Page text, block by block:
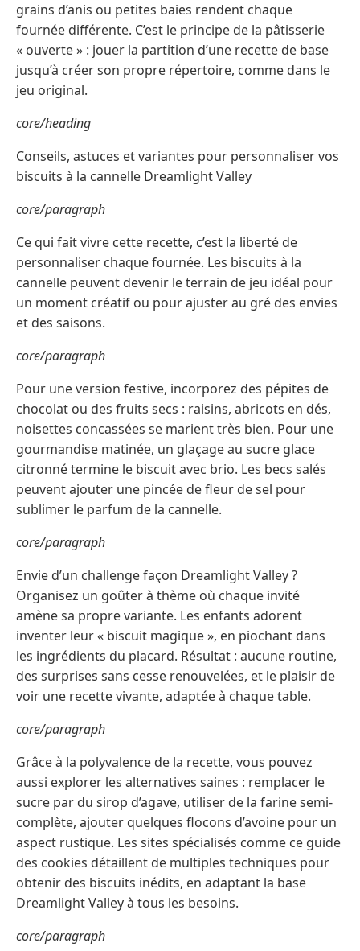
grains d’anis ou petites baies rendent chaque
fournée différente. C’est le principe de la pâtisserie
« ouverte » : jouer la partition d’une recette de base
jusqu’à créer son propre répertoire, comme dans le
jeu original.
core/heading
Conseils, astuces et variantes pour personnaliser vos
biscuits à la cannelle Dreamlight Valley
core/paragraph
Ce qui fait vivre cette recette, c’est la liberté de
personnaliser chaque fournée. Les biscuits à la
cannelle peuvent devenir le terrain de jeu idéal pour
un moment créatif ou pour ajuster au gré des envies
et des saisons.
core/paragraph
Pour une version festive, incorporez des pépites de
chocolat ou des fruits secs : raisins, abricots en dés,
noisettes concassées se marient très bien. Pour une
gourmandise matinée, un glaçage au sucre glace
citronné termine le biscuit avec brio. Les becs salés
peuvent ajouter une pincée de fleur de sel pour
sublimer le parfum de la cannelle.
core/paragraph
Envie d’un challenge façon Dreamlight Valley ?
Organisez un goûter à thème où chaque invité
amène sa propre variante. Les enfants adorent
inventer leur « biscuit magique », en piochant dans
les ingrédients du placard. Résultat : aucune routine,
des surprises sans cesse renouvelées, et le plaisir de
voir une recette vivante, adaptée à chaque table.
core/paragraph
Grâce à la polyvalence de la recette, vous pouvez
aussi explorer les alternatives saines : remplacer le
sucre par du sirop d’agave, utiliser de la farine semi-
complète, ajouter quelques flocons d’avoine pour un
aspect rustique. Les sites spécialisés comme ce guide
des cookies détaillent de multiples techniques pour
obtenir des biscuits inédits, en adaptant la base
Dreamlight Valley à tous les besoins.
core/paragraph